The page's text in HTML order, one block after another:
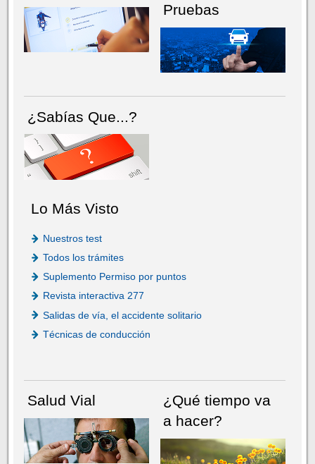
Pruebas
¿Sabías Que...?
Lo Más Visto
Nuestros test
Todos los trámites
Suplemento Permiso por puntos
Revista interactiva 277
Salidas de vía, el accidente solitario
Técnicas de conducción
Salud Vial
¿Qué tiempo va
a hacer?